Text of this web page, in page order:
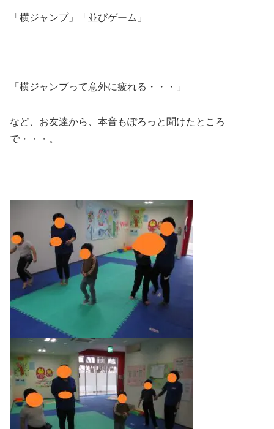
「横ジャンプ」「並びゲーム」
「横ジャンプって意外に疲れる・・・」
など、お友達から、本音もぽろっと聞けたところ
で・・・。